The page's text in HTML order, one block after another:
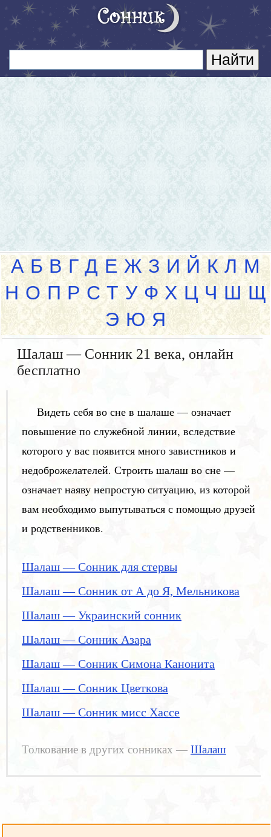
А Б В Г Д Е Ж З И Й К Л М
Н О П Р С Т У Ф Х Ц Ч Ш Щ
Э Ю Я
Шалаш — Сонник 21 века, онлайн
бесплатно
Видеть себя во сне в шалаше — означает
повышение по служебной линии, вследствие
которого у вас появится много завистников и
недоброжелателей. Строить шалаш во сне —
означает наяву непростую ситуацию, из которой
вам необходимо выпутываться с помощью друзей
и родственников.
Шалаш — Сонник для стервы
Шалаш — Сонник от А до Я, Мельникова
Шалаш — Украинский сонник
Шалаш — Сонник Азара
Шалаш — Сонник Симона Канонита
Шалаш — Сонник Цветкова
Шалаш — Сонник мисс Хассе
Толкование в других сонниках — Шалаш